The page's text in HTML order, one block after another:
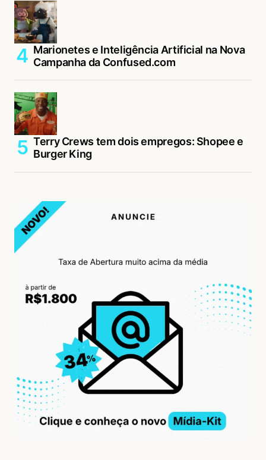
Marionetes e Inteligência Artificial na Nova
Campanha da Confused.com
Terry Crews tem dois empregos: Shopee e
Burger King